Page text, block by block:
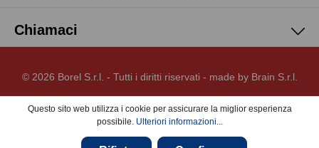
Chiamaci
© 2026 Borel S.r.l. - Tutti i diritti riservati - made by Brain S.r.l.
Questo sito web utilizza i cookie per assicurare la miglior esperienza
possibile. Ulteriori informazioni...